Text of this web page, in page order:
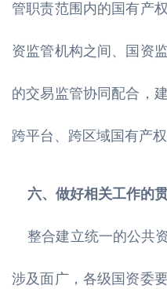
管职责范围内的国有产
资监管机构之间、国资
的交易监管协同配合，
跨平台、跨区域国有产
六、做好相关工作的贯
整合建立统一的公共
涉及面广，各级国资委